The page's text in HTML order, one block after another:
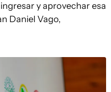
y aprovechar esa
Daniel Vago,